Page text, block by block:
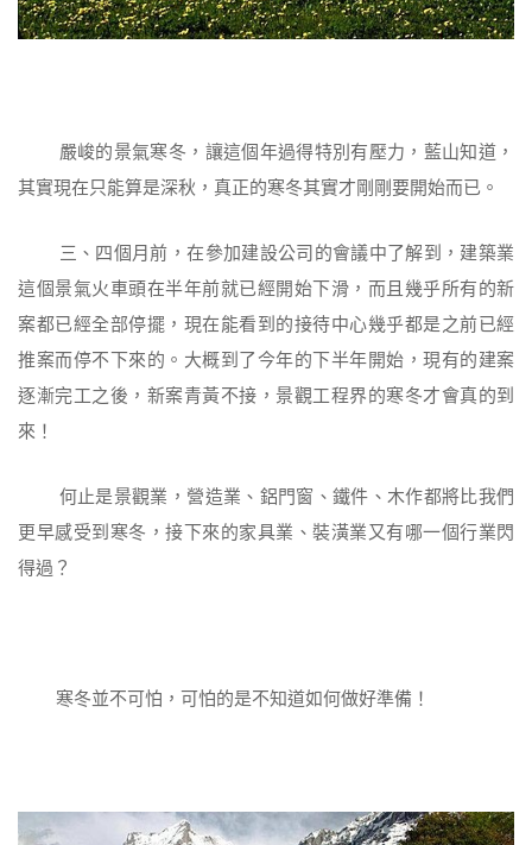
嚴峻的景氣寒冬，讓這個年過得特別有壓力，藍山知道，
其實現在只能算是深秋，真正的寒冬其實才剛剛要開始而已。
三、四個月前，在參加建設公司的會議中了解到，建築業
這個景氣火車頭在半年前就已經開始下滑，而且幾乎所有的新
案都已經全部停擺，現在能看到的接待中心幾乎都是之前已經
推案而停不下來的。大概到了今年的下半年開始，現有的建案
逐漸完工之後，新案青黃不接，景觀工程界的寒冬才會真的到
來！
何止是景觀業，營造業、鋁門窗、鐵件、木作都將比我們
更早感受到寒冬，接下來的家具業、裝潢業又有哪一個行業閃
得過？
寒冬並不可怕，可怕的是不知道如何做好準備！